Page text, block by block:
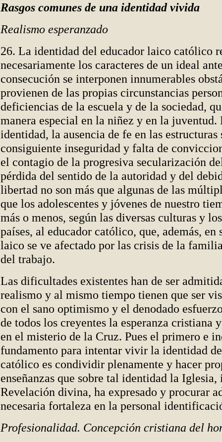
Rasgos comunes de una identidad vivida
Realismo esperanzado
26. La identidad del educador laico católico
necesariamente los caracteres de un ideal
consecución se interponen innumerables
provienen de las propias circunstancias
deficiencias de la escuela y de la sociedad,
manera especial en la niñez y en la juventud.
identidad, la ausencia de fe en las estructuras
consiguiente inseguridad y falta de
el contagio de la progresiva secularización
pérdida del sentido de la autoridad y del
libertad no son más que algunas de las
que los adolescentes y jóvenes de nuestro
más o menos, según las diversas culturas y
países, al educador católico, que, además, en
laico se ve afectado por las crisis de la
del trabajo.
Las dificultades existentes han de ser
realismo y al mismo tiempo tienen que ser
con el sano optimismo y el denodado
de todos los creyentes la esperanza cristiana
en el misterio de la Cruz. Pues el primero e
fundamento para intentar vivir la identidad
católico es condividir plenamente y hacer
enseñanzas que sobre tal identidad la
Revelación divina, ha expresado y procurar
necesaria fortaleza en la personal
Profesionalidad. Concepción cristiana del